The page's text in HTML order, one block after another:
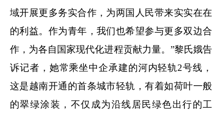
域开展更多务实合作，为两国人民带来实实在在
的利益。作为青年，我们也希望参与更多双边合
作，为各自国家现代化进程贡献力量。”黎氏娥告
诉记者，她常乘坐中企承建的河内轻轨2号线，
这是越南开通的首条城市轻轨，有着如荷叶一般
的翠绿涂装，不仅成为沿线居民绿色出行的工